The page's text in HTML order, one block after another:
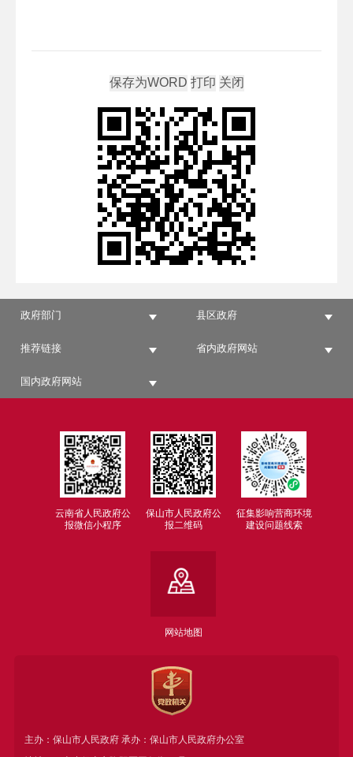
政府部门 县区政府
推荐链接 省内政府网站
国内政府网站
云南省人民政府公
报微信小程序
保山市人民政府公
报二维码
征集影响营商环境
建设问题线索
网站地图
主办：保山市人民政府 承办：保山市人民政府办公室